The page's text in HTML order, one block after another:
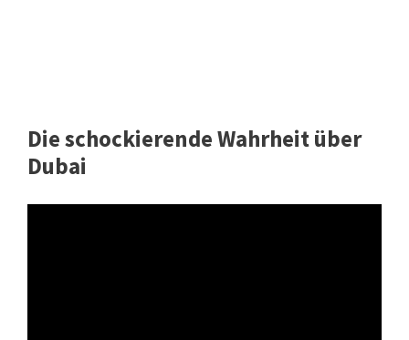
Die schockierende Wahrheit über
Dubai